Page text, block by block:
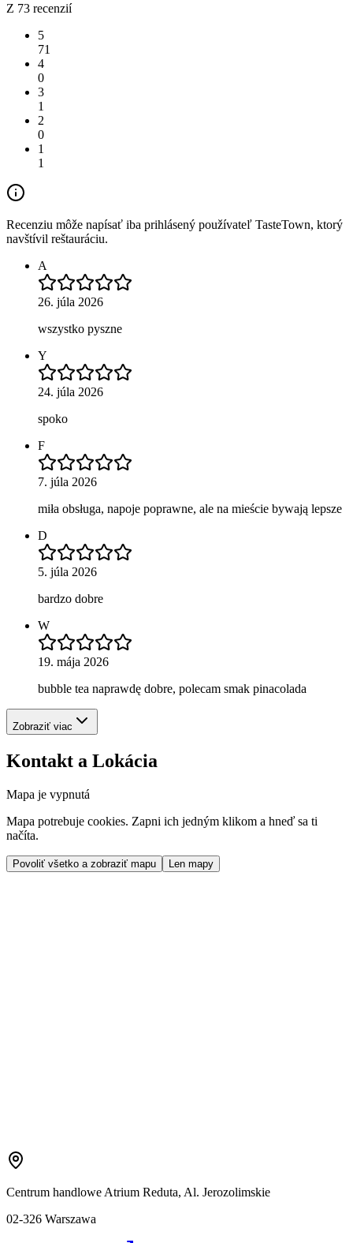
Z 73 recenzií
5
71
4
0
3
1
2
0
1
1
Recenziu môže napísať iba prihlásený používateľ TasteTown, ktorý
navštívil reštauráciu.
A
26. júla 2026
wszystko pyszne
Y
24. júla 2026
spoko
F
7. júla 2026
miła obsługa, napoje poprawne, ale na mieście bywają lepsze
D
5. júla 2026
bardzo dobre
W
19. mája 2026
bubble tea naprawdę dobre, polecam smak pinacolada
Zobraziť viac
Kontakt a Lokácia
Mapa je vypnutá
Mapa potrebuje cookies. Zapni ich jedným klikom a hneď sa ti
načíta.
Povoliť všetko a zobraziť mapu Len mapy
Centrum handlowe Atrium Reduta, Al. Jerozolimskie
02-326 Warszawa